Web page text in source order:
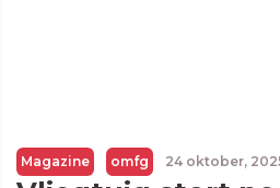
Magazine omfg 24 oktober,